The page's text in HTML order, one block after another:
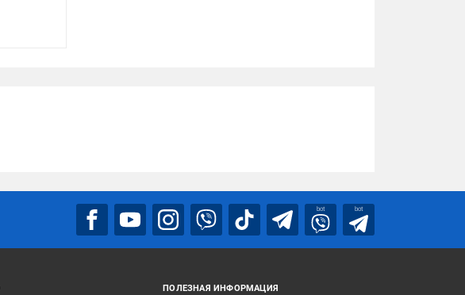
bot bot
ПОЛЕЗНАЯ ИНФОРМАЦИЯ